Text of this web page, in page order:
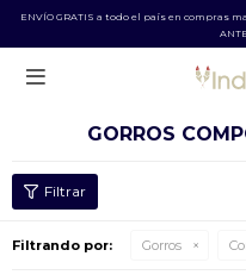
ENVÍO GRATIS a todo el país en compras

GORROS
Filtrando por: Gorros